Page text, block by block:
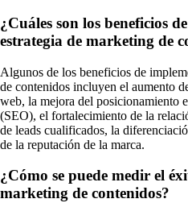
¿Cuáles son los beneficios
estrategia de marketing de
Algunos de los beneficios de
de contenidos incluyen el aumento
web, la mejora del posicionamiento
(SEO), el fortalecimiento de la
de leads cualificados, la
de la reputación de la marca.
¿Cómo se puede medir el
marketing de contenidos?